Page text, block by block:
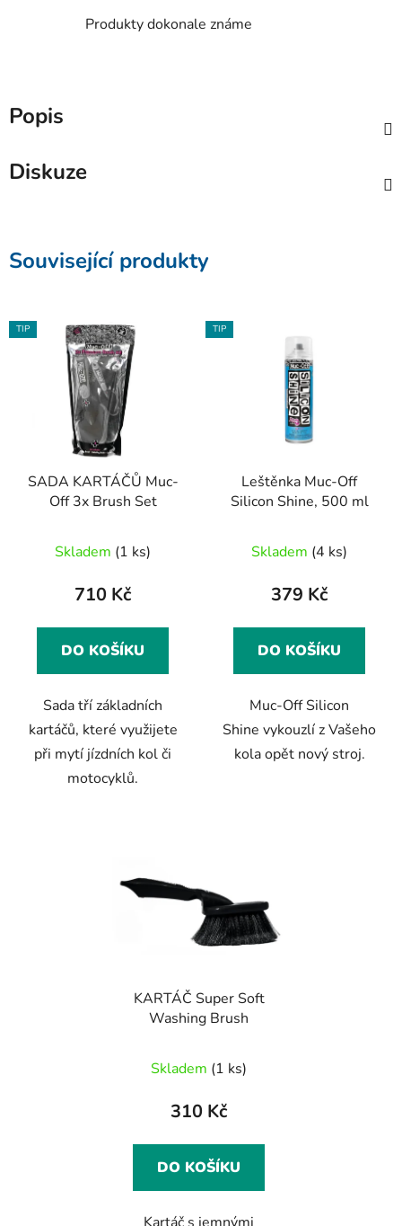
Produkty dokonale známe
Popis
Diskuze
Související produkty
TIP
SADA KARTÁČŮ Muc-
Off 3x Brush Set
Skladem (1 ks)
710 Kč
DO KOŠÍKU
Sada tří základních
kartáčů, které využijete
při mytí jízdních kol či
motocyklů.
TIP
Leštěnka Muc-Off
Silicon Shine, 500 ml
Skladem (4 ks)
379 Kč
DO KOŠÍKU
Muc-Off Silicon
Shine vykouzlí z Vašeho
kola opět nový stroj.
KARTÁČ Super Soft
Washing Brush
Skladem (1 ks)
310 Kč
DO KOŠÍKU